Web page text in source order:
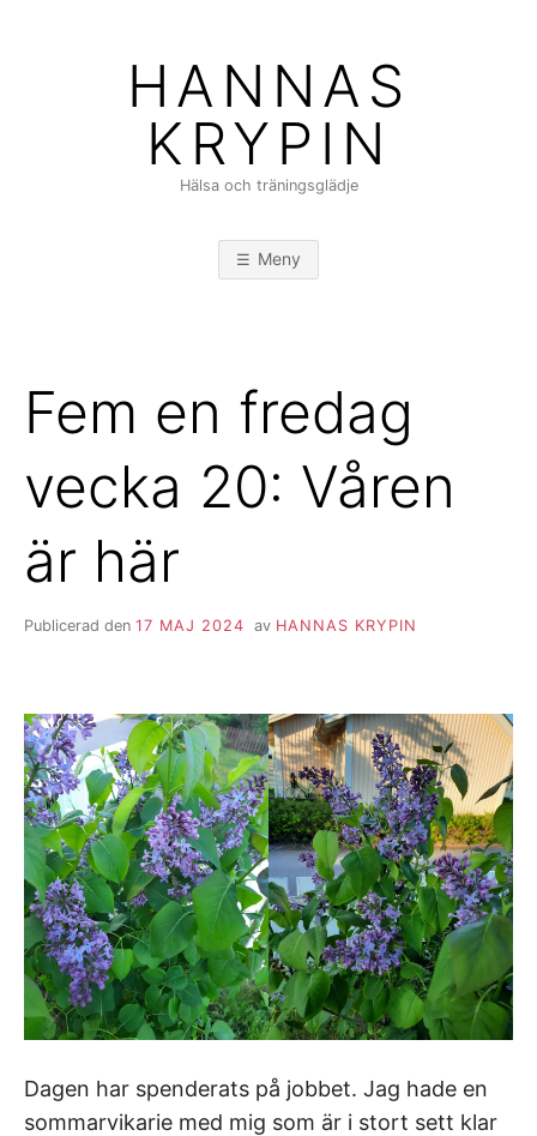
HANNAS
KRYPIN
Hälsa och träningsglädje
Meny
Fem en fredag
vecka 20: Våren
är här
Publicerad den 17 MAJ 2024 av HANNAS KRYPIN
Dagen har spenderats på jobbet. Jag hade en
sommarvikarie med mig som är i stort sett klar